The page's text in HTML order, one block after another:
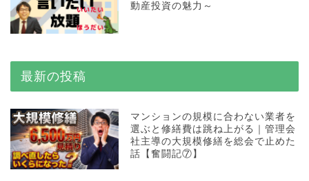
動産投資の魅力～
最新の投稿
マンションの規模に合わない業者を
選ぶと修繕費は跳ね上がる｜管理会
社主導の大規模修繕を総会で止めた
話【奮闘記⑦】